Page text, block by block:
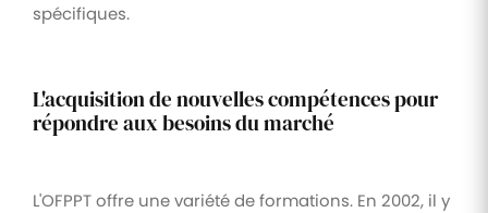
spécifiques.
L'acquisition de nouvelles compétences pour
répondre aux besoins du marché
L'OFPPT offre une variété de formations. En 2002, il y